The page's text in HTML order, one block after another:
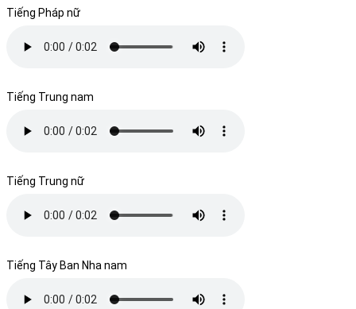
Tiếng Pháp nữ
Tiếng Trung nam
Tiếng Trung nữ
Tiếng Tây Ban Nha nam